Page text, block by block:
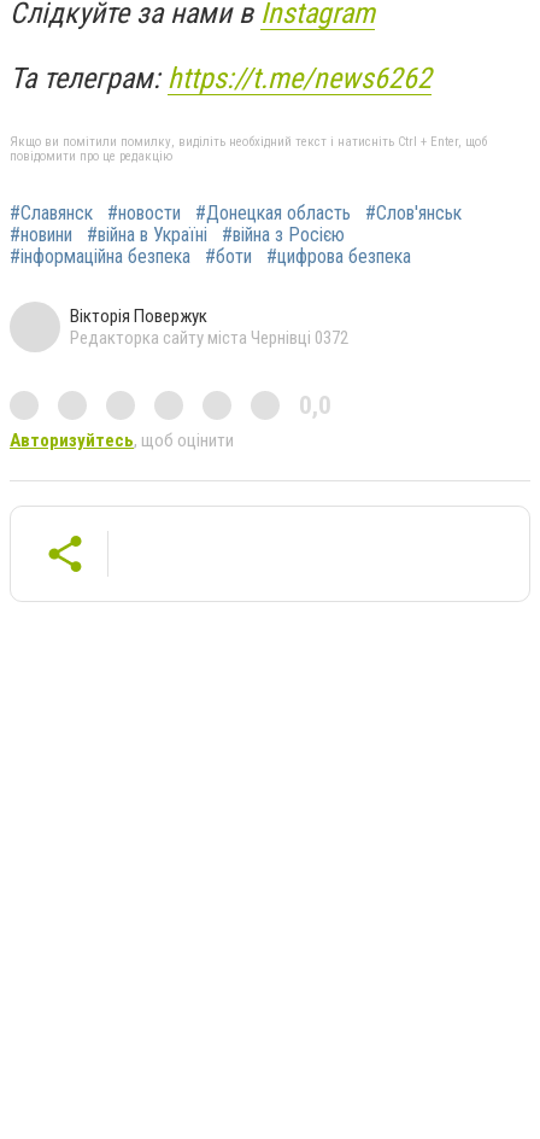
Слідкуйте за нами в Instagram
Та телеграм:https://t.me/news6262
Якщо ви помітили помилку, виділіть необхідний текст і натисніть Ctrl + Enter, щоб
повідомити про це редакцію
#Славянск #новости #Донецкая область
#Слов'янськ
#новини
#війна в Україні
#війна з Росією
#інформаційна безпека
#боти #цифрова безпека
Вікторія Повержук
Редакторка сайту міста Чернівці 0372
0,0
Авторизуйтесь, щоб оцінити